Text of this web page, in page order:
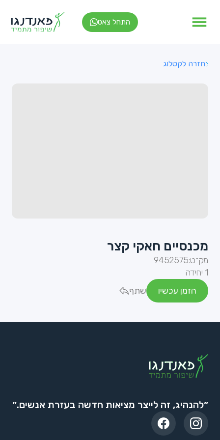
התחל צאט
חזרה לקטלוג
מכנסיים חאקי קצר
מק״ט:9452575
1 יחידה
הזמן עכשיו
שתף
״להנהיג, זה לייצר מציאות חדשה בעזרת אנשים.״